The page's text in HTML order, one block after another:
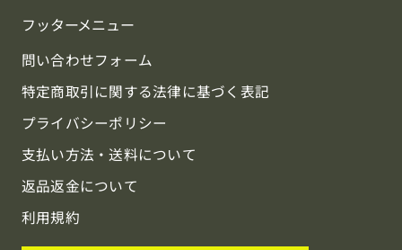
フッターメニュー
問い合わせフォーム
特定商取引に関する法律に基づく表記
プライバシーポリシー
支払い方法・送料について
返品返金について
利用規約